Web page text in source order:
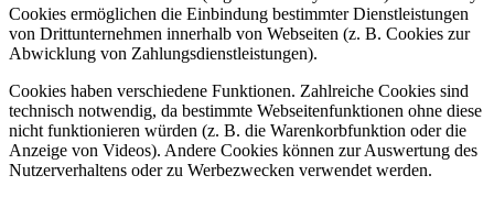
Cookies ermöglichen die Einbindung bestimmter Dienstleistungen
von Drittunternehmen innerhalb von Webseiten (z. B. Cookies zur
Abwicklung von Zahlungsdienstleistungen).
Cookies haben verschiedene Funktionen. Zahlreiche Cookies sind
technisch notwendig, da bestimmte Webseitenfunktionen ohne diese
nicht funktionieren würden (z. B. die Warenkorbfunktion oder die
Anzeige von Videos). Andere Cookies können zur Auswertung des
Nutzerverhaltens oder zu Werbezwecken verwendet werden.